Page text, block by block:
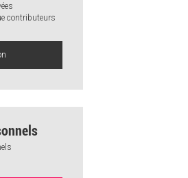
contributeurs